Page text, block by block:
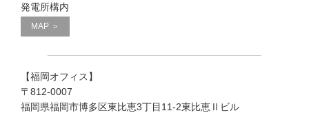
発電所構内
MAP ＞
【福岡オフィス】
〒812-0007
福岡県福岡市博多区東比恵3丁目11-2東比恵Ⅱビル